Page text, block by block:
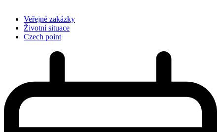
Veřejné zakázky
Životní situace
Czech point